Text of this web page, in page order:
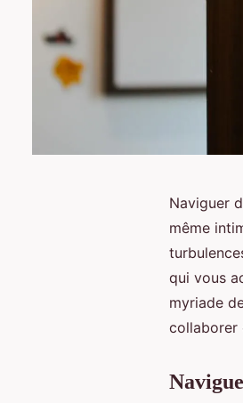
Naviguer
même
qui vous
myriade
collaborer